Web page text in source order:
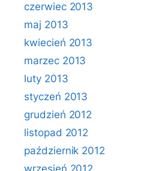
czerwiec 2013
maj 2013
kwiecień 2013
marzec 2013
luty 2013
styczeń 2013
grudzień 2012
listopad 2012
październik 2012
wrzesień 2012